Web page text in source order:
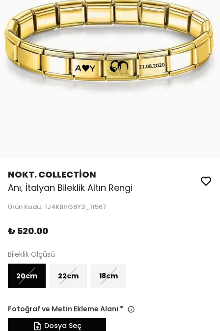
NOKT. COLLECTİON
Anı, İtalyan Bileklik Altın Rengi
Ürün Kodu: 1J4KBHG6Y3_11567
₺ 520.00
Bileklik Ölçüsü
20cm 22cm 18cm
Fotoğraf ve Metin Ekleme Alanı *
Dosya Seç